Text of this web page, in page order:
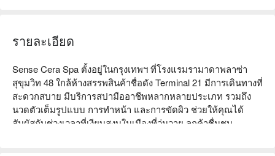
รายละเอียด
Sense Cera Spa ตั้งอยู่ในกรุงเทพฯ ที่โรงแรมรามาดาพลาซ่า
สุขุมวิท 48 ใกล้ห้างสรรพสินค้าชื่อดัง Terminal 21 มีการเดินทางที่
สะดวกสบาย มีบริการสปามืออาชีพหลากหลายประเภท รวมถึง
นวดตัวเต็มรูปแบบ การทำหน้า และการขัดผิว ช่วยให้คุณได้
สัมผัสกับช่วงเวลาที่เงียบสงบในเมืองที่วุ่นวาย ลูกค้าชื่นชม